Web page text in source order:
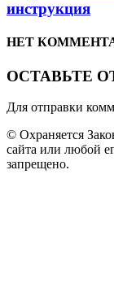
инструкция
НЕТ
ОСТАВЬТЕ
Для отправки
© Охраняется
сайта или любой
запрещено.